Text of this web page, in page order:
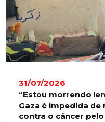
31/07/2026
“Estou morrendo
Gaza é impedida
contra o câncer